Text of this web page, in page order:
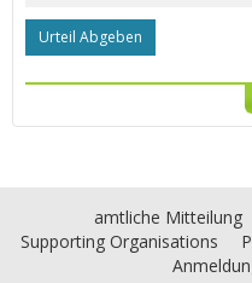
Urteil Abgeben
amtliche Mitteilung
Supporting Organisations